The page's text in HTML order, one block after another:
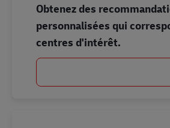
Obtenez des
personnalisées qui
centres d'intérêt.